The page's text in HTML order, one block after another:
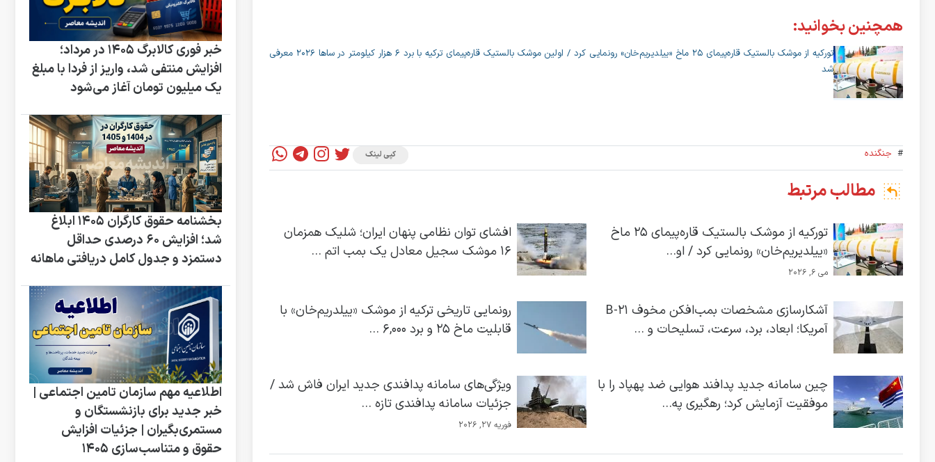
همچنین بخوانید:
تورکیه از موشک بالستیک قاره‌پیمای ۲۵ ماخ «ییلدیریم‌خان» رونمایی کرد / اولین موشک بالستیک قاره‌پیمای ترکیه با برد ۶ هزار کیلومتر در ساها ۲۰۲۶ معرفی
شد
# جنگنده کپی لینک
مطالب مرتبط
تورکیه از موشک بالستیک قاره‌پیمای ۲۵ ماخ
«ییلدیریم‌خان» رونمایی کرد / او...
می 6, 2026
افشای توان نظامی پنهان ایران؛ شلیک همزمان
۱۶ موشک سجیل معادل یک بمب اتم ...
آشکارسازی مشخصات بمب‌افکن مخوف B-21
آمریکا؛ ابعاد، برد، سرعت، تسلیحات و ...
رونمایی تاریخی ترکیه از موشک «ییلدریم‌خان» با
قابلیت ماخ ۲۵ و برد ۶,۰۰۰ ...
چین سامانه جدید پدافند هوایی ضد پهپاد را با
موفقیت آزمایش کرد؛ رهگیری په...
ویژگی‌های سامانه پدافندی جدید ایران فاش شد /
جزئیات سامانه پدافندی تازه ...
فوریه 27, 2026
خبر فوری کالابرگ ۱۴۰۵ در مرداد؛
افزایش منتفی شد، واریز از فردا با مبلغ
یک میلیون تومان آغاز می‌شود
بخشنامه حقوق کارگران ۱۴۰۵ ابلاغ
شد؛ افزایش ۶۰ درصدی حداقل
دستمزد و جدول کامل دریافتی ماهانه
اطلاعیه مهم سازمان تامین اجتماعی |
خبر جدید برای بازنشستگان و
مستمری‌بگیران | جزئیات افزایش
حقوق و متناسب‌سازی 1405